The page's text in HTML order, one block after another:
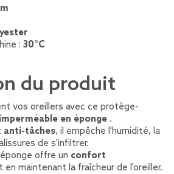
: 30°C
du produit
vos oreillers avec ce protège-
imperméable en éponge .
anti-tâches, il empêche l'humidité, la
de s'infiltrer.
offre un confort
en maintenant la fraîcheur de l'oreiller.